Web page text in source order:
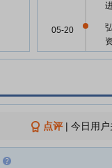
05-20
点评| 今日用